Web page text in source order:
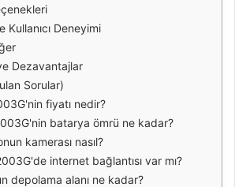
Kullanıcı Deneyimi
Dezavantajlar
Sorular)
fiyatı nedir?
batarya ömrü ne kadar?
kamerası nasıl?
internet bağlantısı var mı?
depolama alanı ne kadar?